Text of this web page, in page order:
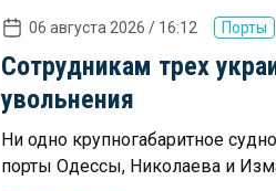
06 августа 2026 / 16:12 Порты
Сотрудникам трех
увольнения
Ни одно крупногабаритное
порты Одессы, Николаева и